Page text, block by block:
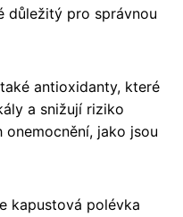
důležitý pro správnou
antioxidanty, které
a snižují riziko
jako jsou
kapustová polévka